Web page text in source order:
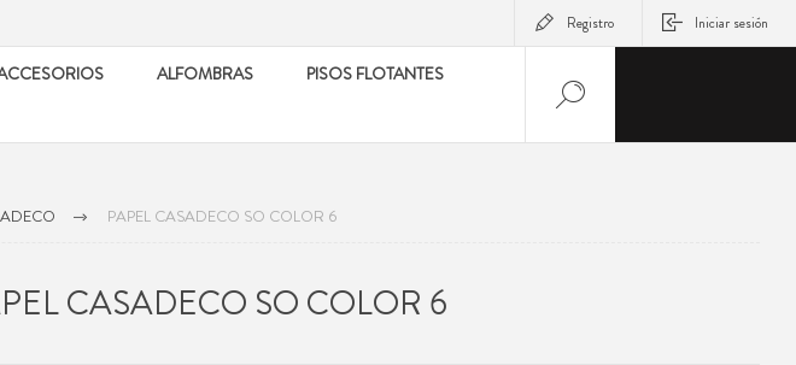
Registro Iniciar sesión
ALFOMBRAS
PISOS FLOTANTES
PAPEL CASADECO SO COLOR 6
CASADECO SO COLOR 6